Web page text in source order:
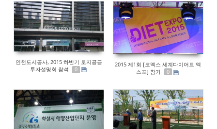
인천도시공사, 2015 하반기 토지공급
투자설명회 참석
0
2015 제1회 [코엑스 세계다이어트 엑
스포] 참가
0